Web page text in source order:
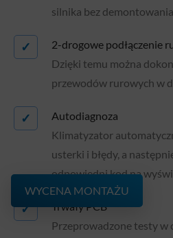
silnika bez
✓
2-drogowe podłączenie
Dzięki temu można
przewodów rurowych w
✓
Autodiagnoza
Klimatyzator
usterki i błędy, a
odpowiedni kod na
✓
Trwały PCB
Przeprowadzone testy w
WYCENA MONTAŻU